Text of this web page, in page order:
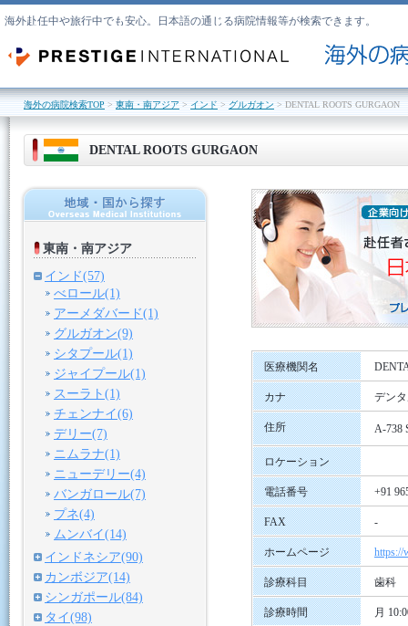
海外赴任中や旅行中でも安心。日本語の通じる病院情報等が検索できます。
海外の病院検索TOP>東南・南アジア>インド>グルガオン> DENTAL ROOTS GURGAON
DENTAL ROOTS GURGAON
医療機関名
カナ デン
住所 A-738
ロケーション
電話番号 +91
FAX -
ホームページ https://
診療科目 歯科
診療時間 月
東南・南アジア
インド(57)
べロール(1)
アーメダバード(1)
グルガオン(9)
シタプール(1)
ジャイプール(1)
スーラト(1)
チェンナイ(6)
デリー(7)
ニムラナ(1)
ニューデリー(4)
バンガロール(7)
プネ(4)
ムンバイ(14)
インドネシア(90)
カンボジア(14)
シンガポール(84)
タイ(98)